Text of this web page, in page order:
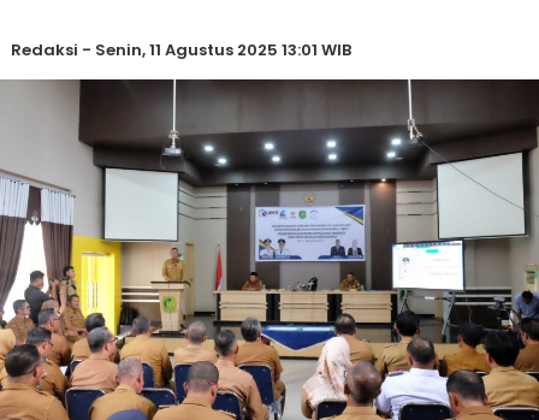
Redaksi - Senin, 11 Agustus 2025 13:01 WIB